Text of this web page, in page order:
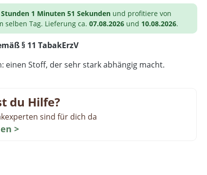
1 Minuten 51 Sekunden und profitiere von
selben Tag. Lieferung ca. 07.08.2026 und 10.08.2026.
§ 11 TabakErzV
einen Stoff, der sehr stark abhängig macht.
du Hilfe?
sind für dich da
>